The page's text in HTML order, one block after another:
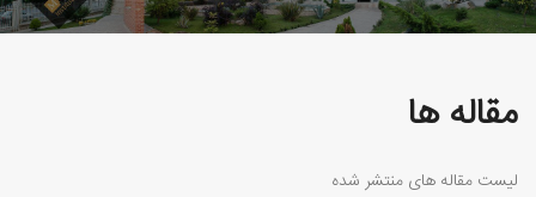
مقاله ها
لیست مقاله های منتشر شده